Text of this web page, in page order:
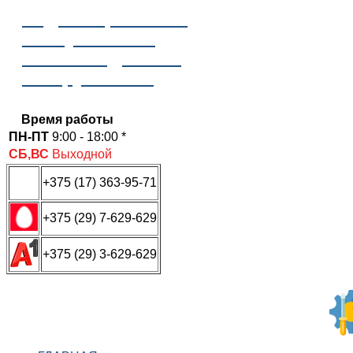
Время работы
ПН-ПТ 9:00 - 18:00 *
СБ,ВС Выходной
+375 (17) 363-95-71
+375 (29) 7-629-629
+375 (29) 3-629-629